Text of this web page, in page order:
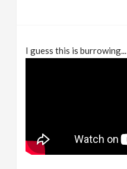
I guess this is burrowing...